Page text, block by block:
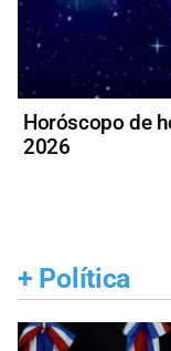
Horóscopo de
2026
+ Política